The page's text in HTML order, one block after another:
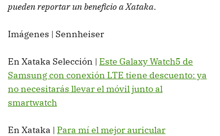
pueden reportar un beneficio a Xataka.
Imágenes | Sennheiser
En Xataka Selección | Este Galaxy Watch5 de
Samsung con conexión LTE tiene descuento: ya
no necesitarás llevar el móvil junto al
smartwatch
En Xataka | Para mí el mejor auricular